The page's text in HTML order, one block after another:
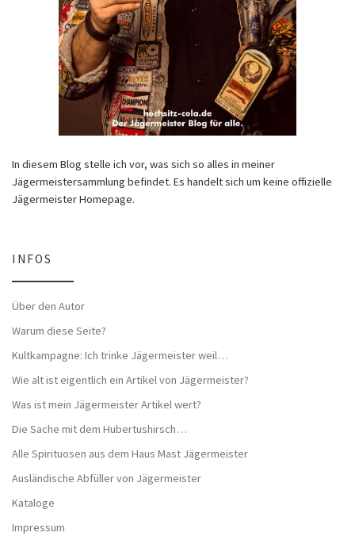
In diesem Blog stelle ich vor, was sich so alles in meiner
Jägermeistersammlung befindet. Es handelt sich um keine offizielle
Jägermeister Homepage.
INFOS
Über den Autor
Warum diese Seite?
Kultkampagne: Ich trinke Jägermeister weil…
Wie alt ist eigentlich ein Artikel von Jägermeister?
Was ist mein Jägermeister Artikel wert?
Die Sache mit dem Hubertushirsch…
Alle Spirituosen aus dem Haus Mast Jägermeister
Ausländische Abfüller von Jägermeister
Kataloge
Impressum